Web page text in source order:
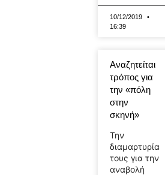
10/12/2019
16:39
Αναζητείται
τρόπος για
την «πόλη
στην
σκηνή»
Την
διαμαρτυρία
τους για την
αναβολή